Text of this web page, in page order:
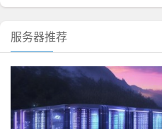
服务器推荐